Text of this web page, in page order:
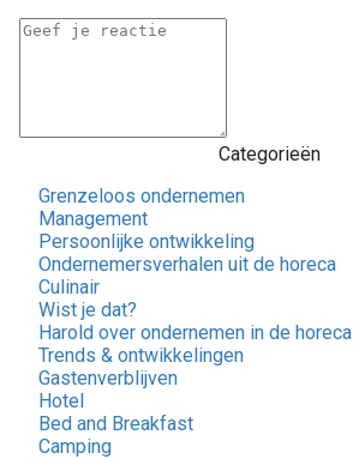
Categorieën
Grenzeloos ondernemen
Management
Persoonlijke ontwikkeling
Ondernemersverhalen uit de horeca
Culinair
Wist je dat?
Harold over ondernemen in de horeca
Trends & ontwikkelingen
Gastenverblijven
Hotel
Bed and Breakfast
Camping